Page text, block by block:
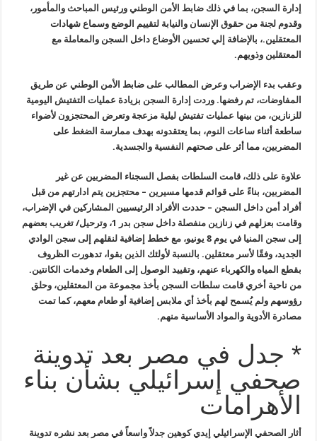
إدارة السجن، بما في ذلك ضابط الأمن الوطني ورئيس المباحث والمأمور،
وقدوم لجنة من حقوق الإنسان والنيابة لتقييم الوضع وسماع شهادات
المعتقلين.، بالإضافة إلي تحسين الأوضاع داخل السجن والمعاملة مع
المعتقلين وذويهم.
وعقب بدء الإضراب وعرض المطالب على ضابط الأمن الوطني عن طريق
المفاوضات، تم رفضها. وردت إدارة السجن بزيادة عمليات التفتيش اليومية
للزنازين، من بينها عمليات تفتيش ليلية مزعجة وتعرض المحتجزون لأضواء
ساطعة أثناء ساعات النوم، بما يعتقدونه بهدف ممارسة الضغط على
المضربين، مما أثر على صحتهم النفسية والجسدية.
علاوة على ذلك، قامت السلطات بفصل السجناء المضربين عن غير
المضربين، بناءً على قوائم قدمها مسيرين – محتجزين يتم ادارتهم من قبل
أفراد أمن داخل السجن – حددت الأفراد الرئيسيين المشاركين في الإضراب،
وقامت بعزلهم في
زنازين منفصلة داخل سجن بدر 1، وترحيل/ تغريب بعضهم
إلى سجن المنيا في يوم 8
يونيو، مع خطط إضافية لنقلهم إلى سجن الوادي
الجديد، وفقًا لأسر معتقلين. بالنسبة لأولئك الذين بقوا، تدهورت الظروف
بقطع المياه والكهرباء عنهم، وتقييد الوصول إلى الطعام وخدمات الكانتين.
من ناحية أخري قامت سلطات السجن بأخذ مجموعة من المعتقلين، وحلق
رؤوسهم ولم يُسمح لهم بأخذ أي ملابس إضافية أو طعام معهم، كما تمت
مصادرة الأدوية والمواد الأساسية منهم.
* جدل في مصر بعد تدوينة
صحفي إسرائيلي بشأن بناء
الأهرامات
أثار الصحفي الإسرائيلي إيدي كوهين جدلاً واسعاً في مصر بعد نشره تدوينة